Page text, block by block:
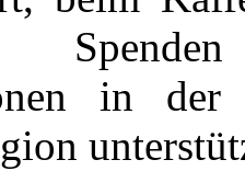
in der